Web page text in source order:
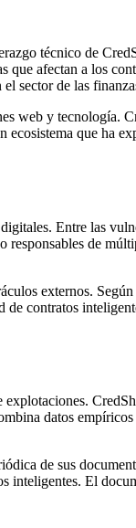
técnico de
afectan a los
sector de las
web y tecnología.
que ha
Entre las
de
externos.
contratos
datos
de sus
inteligentes. El